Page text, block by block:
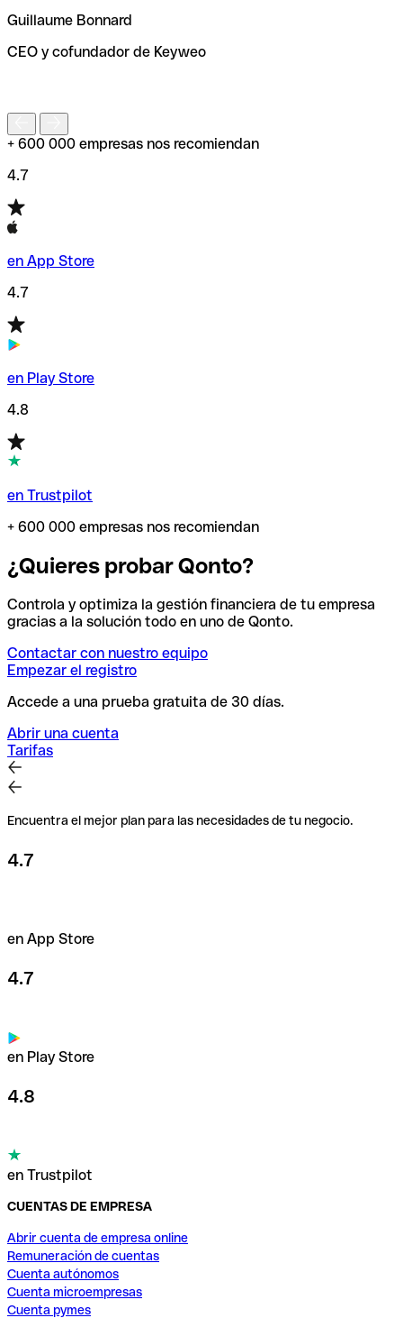
de enviar tu transferencia.
Guillaume Bonnard
CEO y cofundador de Keyweo
+ 600 000 empresas nos recomiendan
4.7
en App Store
4.7
en Play Store
4.8
en Trustpilot
+ 600 000 empresas nos recomiendan
¿Quieres probar Qonto?
Controla y optimiza la gestión financiera de tu empresa
gracias a la solución todo en uno de Qonto.
Contactar con nuestro equipo
Empezar el registro
Accede a una prueba gratuita de 30 días.
Abrir una cuenta
Tarifas
Encuentra el mejor plan para las necesidades de tu negocio.
4.7
en App Store
4.7
en Play Store
4.8
en Trustpilot
CUENTAS DE EMPRESA
Abrir cuenta de empresa online
Remuneración de cuentas
Cuenta autónomos
Cuenta microempresas
Cuenta pymes